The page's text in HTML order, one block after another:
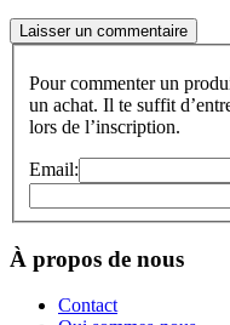
Laisser un commentaire
Pour commenter un
un achat. Il te suffit
lors de l’inscription.
Email:
À propos de nous
Contact